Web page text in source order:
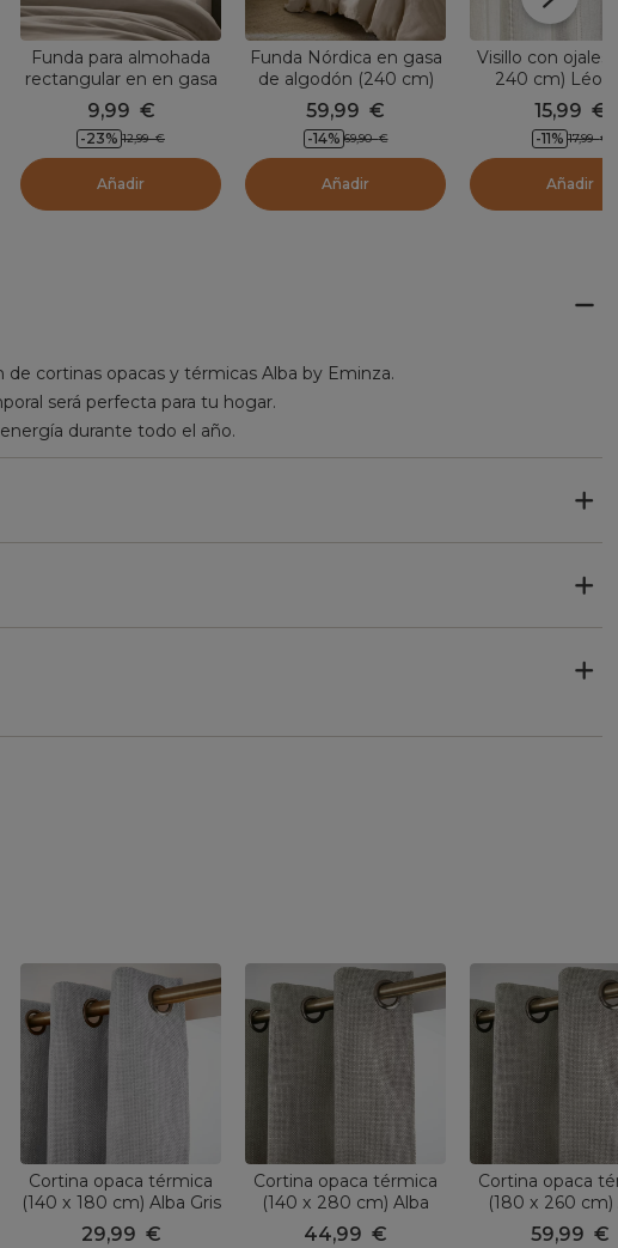
Funda para almohada
rectangular en en gasa
de algodón (L70 cm)
Gaïa Beige pampa
9,99 €
-23% 12,99 €
Añadir
Funda Nórdica en gasa
de algodón (240 cm)
Gaïa Beige pampa
59,99 €
-14% 69,90 €
Añadir
Visillo con ojales
240 cm)
Beige
15,99 €
-11% 17,99 €
Añadir
cortinas opacas y térmicas Alba by Eminza.
será perfecta para tu hogar.
durante todo el año.
Cortina opaca térmica
(140 x 180 cm) Alba Gris
29,99 €
Cortina opaca térmica
(140 x 280 cm) Alba
Topo
44,99 €
Cortina opaca
(180 x 260 cm)
Topo
59,99 €